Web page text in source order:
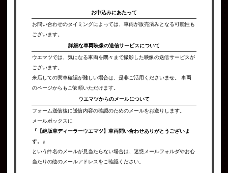
お申込みにあたって
お問い合わせのタイミングによっては、車両が販売済みとなる可能性も
ございます。
詳細な車両映像の送信サービスについて
ウエマツでは、気になる車両を隅々まで撮影した映像の送信サービスが
ございます。
来店しての実車確認が難しい場合は、是非ご活用くださいませ。 車両
のページからもご依頼いただけます。
ウエマツからのメールについて
フォーム送信後に送信内容の確認のためのメールをお送りします。
メールボックスに
『【絶版車ディーラーウエマツ】車両問い合わせありがとうございま
す。』
という件名のメールが見当たらない場合は、迷惑メールフォルダやお心
当たりの他のメールアドレスをご確認ください。